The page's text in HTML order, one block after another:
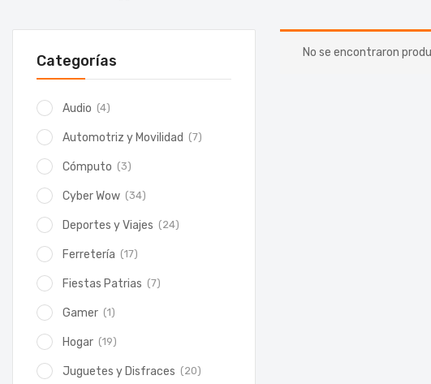
No se encontraron
Categorías
Audio (4)
Automotriz y Movilidad (7)
Cómputo (3)
Cyber Wow (34)
Deportes y Viajes (24)
Ferretería (17)
Fiestas Patrias (7)
Gamer (1)
Hogar (19)
Juguetes y Disfraces (20)